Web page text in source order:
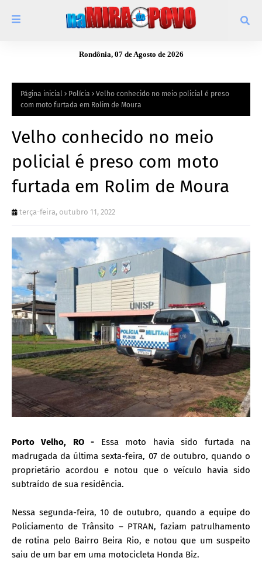
Rondônia, 07 de Agosto de 2026
Página inicial Polícia
Velho conhecido no meio policial é preso
com moto furtada em Rolim de Moura
Velho conhecido no meio
policial é preso com moto
furtada em Rolim de Moura
terça-feira, outubro 11, 2022
Porto Velho, RO - Essa moto havia sido furtada na
madrugada da última sexta-feira, 07 de outubro, quando o
proprietário acordou e notou que o veículo havia sido
subtraído de sua residência.
Nessa segunda-feira, 10 de outubro, quando a equipe do
Policiamento de Trânsito – PTRAN, faziam patrulhamento
de rotina pelo Bairro Beira Rio, e notou que um suspeito
saiu de um bar em uma motocicleta Honda Biz.